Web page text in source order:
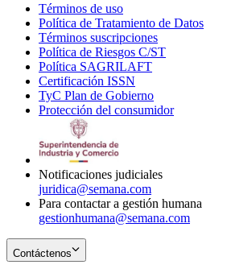
Términos de uso
in
new
window
Política de Tratamiento de Datos
Términos suscripciones
in
Política de Riesgos C/ST
Política SAGRILAFT
new
window
Certificación ISSN
in
new
TyC Plan de Gobierno
in
Protección del consumidorOpens
Notificaciones judiciales
juridica@semana.com
Para contactar a gestión humana
gestionhumana@semana.com
Contáctenos